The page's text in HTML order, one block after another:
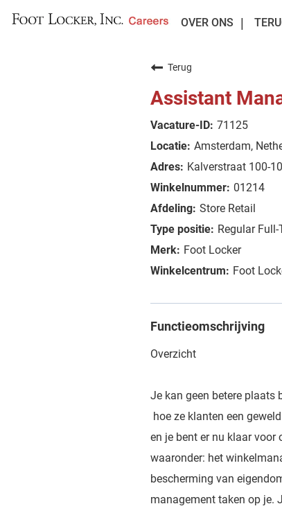
OVER ONS
Terug
Assistant
71125
Amsterdam,
Kalverstraat 100-
01214
Store Retail
Regular
Foot Locker
Foot
Functieomschrijving
Overzicht
Je kan geen betere plaats
hoe ze klanten een
en je bent er nu klaar voor
waaronder: het
bescherming van
management taken op je.